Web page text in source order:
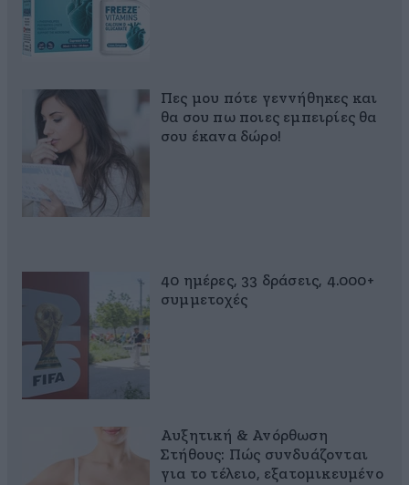
Πες μου πότε γεννήθηκες και
θα σου πω ποιες εμπειρίες θα
σου έκανα δώρο!
40 ημέρες, 33 δράσεις, 4.000+
συμμετοχές
Αυξητική & Ανόρθωση
Στήθους: Πώς συνδυάζονται
για το τέλειο, εξατομικευμένο